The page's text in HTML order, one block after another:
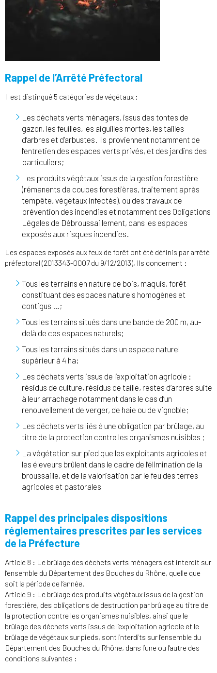
Rappel de l’Arrêté Préfectoral
Il est distingué 5 catégories de végétaux :
Les déchets verts ménagers, issus des tontes de
gazon, les feuilles, les aiguilles mortes, les tailles
d’arbres et d’arbustes. Ils proviennent notamment de
l’entretien des espaces verts privés, et des jardins des
particuliers;
Les produits végétaux issus de la gestion forestière
(rémanents de coupes forestières, traitement après
tempête, végétaux infectés), ou des travaux de
prévention des incendies et notamment des Obligations
Légales de Débroussaillement, dans les espaces
exposés aux risques incendies.
Les espaces exposés aux feux de forêt ont été définis par arrêté
préfectoral (2013343-0007 du 9/12/2013), Ils concernent :
Tous les terrains en nature de bois, maquis, forêt
constituant des espaces naturels homogènes et
contigus …;
Tous les terrains situés dans une bande de 200 m, au-
delà de ces espaces naturels;
Tous les terrains situés dans un espace naturel
supérieur à 4 ha;
Les déchets verts issus de l’exploitation agricole :
résidus de culture, résidus de taille, restes d’arbres suite
à leur arrachage notamment dans le cas d’un
renouvellement de verger, de haie ou de vignoble;
Les déchets verts liés à une obligation par brûlage, au
titre de la protection contre les organismes nuisibles ;
La végétation sur pied que les exploitants agricoles et
les éleveurs brûlent dans le cadre de l’élimination de la
broussaille, et de la valorisation par le feu des terres
agricoles et pastorales
Rappel des principales dispositions
réglementaires prescrites par les services
de la Préfecture
Article 8 : Le brûlage des déchets verts ménagers est interdit sur
l’ensemble du Département des Bouches du Rhône, quelle que
soit la période de l’année.
Article 9 : Le brûlage des produits végétaux issus de la gestion
forestière, des obligations de destruction par brûlage au titre de
la protection contre les organismes nuisibles, ainsi que le
brûlage des déchets verts issus de l’exploitation agricole et le
brûlage de végétaux sur pieds, sont interdits sur l’ensemble du
Département des Bouches du Rhône, dans l’une ou l’autre des
conditions suivantes :